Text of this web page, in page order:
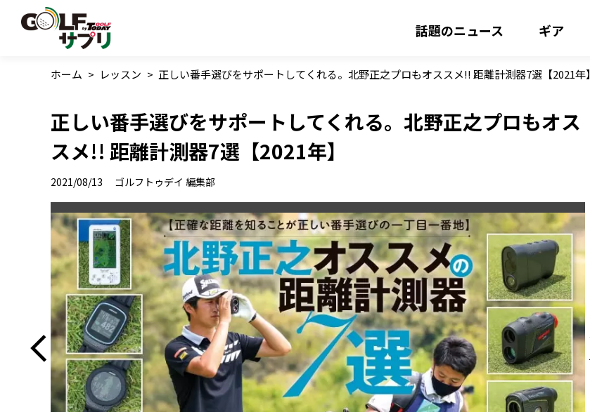
話題のニュース ギア
ホーム > レッスン > 正しい番手選びをサポートしてくれる。北野正之プロもオススメ!! 距離計測器7選【2021年】
正しい番手選びをサポートしてくれる。北野正之プロもオス
スメ!! 距離計測器7選【2021年】
2021/08/13 ゴルフトゥデイ 編集部